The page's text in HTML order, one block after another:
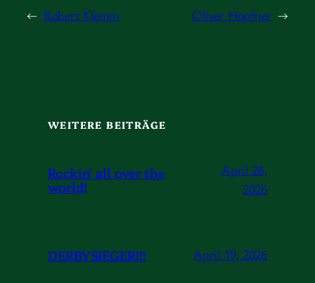
← Robert Klemm Oliver Höpfner →
WEITERE BEITRÄGE
Rockin‘ all over the
world!
April 28,
2026
DERBYSIEGER!!! April 19, 2026